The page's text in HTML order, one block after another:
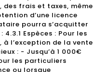
des frais et taxes, même
d’une licence
pourra s’acquitter
Espèces : Pour les
l’exception de la vente
: - Jusqu’à 1 000€
les particuliers
ou lorsque